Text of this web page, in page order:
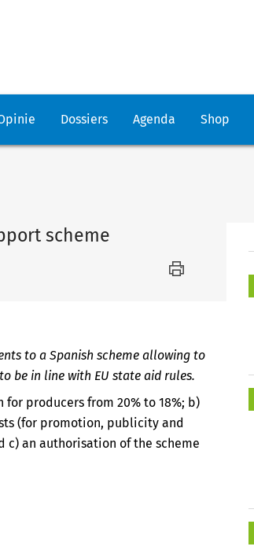
Dossiers Agenda Shop
scheme
to a Spanish scheme allowing to
be in line with EU state aid rules.
producers from 20% to 18%; b)
(for promotion, publicity and
c) an authorisation of the scheme